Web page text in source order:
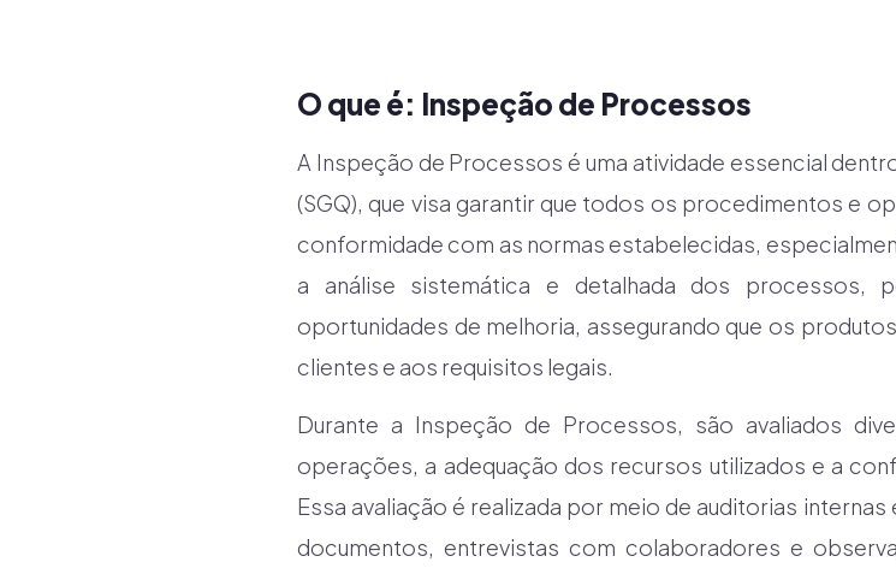
O que é: Inspeção de Processos
A Inspeção de Processos é uma atividade essencial
(SGQ), que visa garantir que todos os procedimentos e
conformidade com as normas estabelecidas,
a análise sistemática e detalhada dos processos,
oportunidades de melhoria, assegurando que os
clientes e aos requisitos legais.
Durante a Inspeção de Processos, são avaliados
operações, a adequação dos recursos utilizados e a
Essa avaliação é realizada por meio de auditorias
documentos, entrevistas com colaboradores e